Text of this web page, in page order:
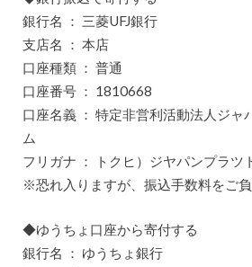
銀行名 ： 三菱UFJ銀行
支店名 ： 本店
口座種類 ： 普通
口座番号 ： 1810668
口座名義 ： 特定非営利活動法人ジャ
ム
フリガナ ： トクヒ）ジヤパンプラツ
※恐れ入りますが、振込手数料をご負
◆ゆうちょ口座から寄付する
銀行名 ： ゆうちょ銀行